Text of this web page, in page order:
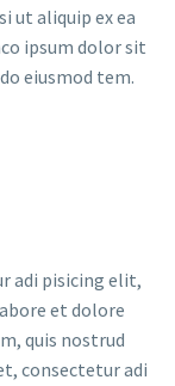
ut aliquip ex ea
ipsum dolor sit
eiusmod tem.
adi pisicing elit,
et dolore
quis nostrud
consectetur adi